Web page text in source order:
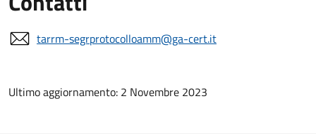
tarrm-segrprotocolloamm@ga-cert.it
Ultimo aggiornamento: 2 Novembre 2023